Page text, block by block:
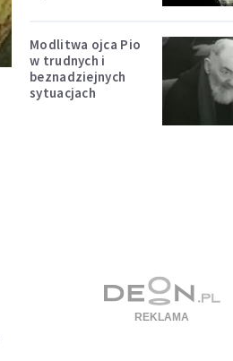
Modlitwa ojca Pio
w trudnych i
beznadziejnych
sytuacjach